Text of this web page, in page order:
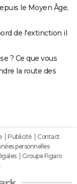
le Moyen Âge,
de l'extinction il
? Ce que vous
la route des
Publicité
Contact
personnelles
Groupe Figaro